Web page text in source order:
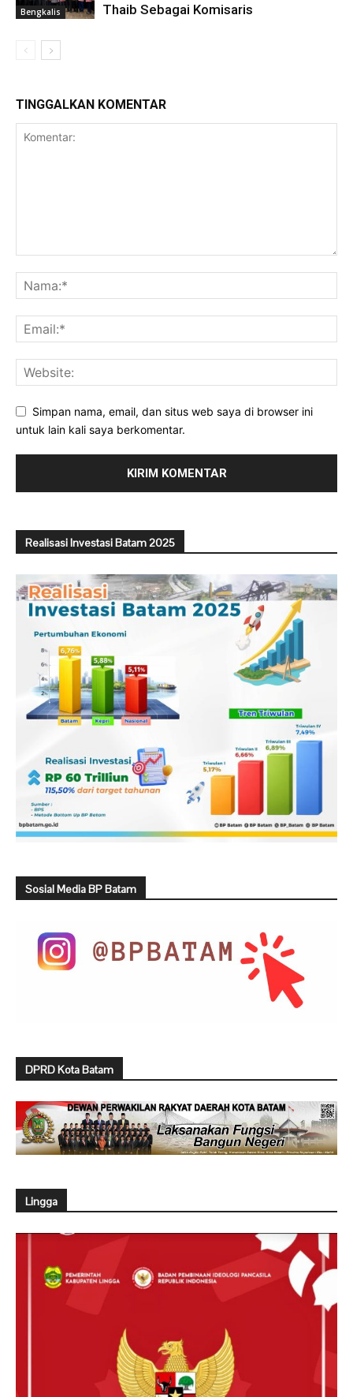
Bengkalis
Thaib Sebagai Komisaris
TINGGALKAN KOMENTAR
Simpan nama, email, dan situs web saya di browser ini
untuk lain kali saya berkomentar.
Realisasi Investasi Batam 2025
Sosial Media BP Batam
DPRD Kota Batam
Lingga